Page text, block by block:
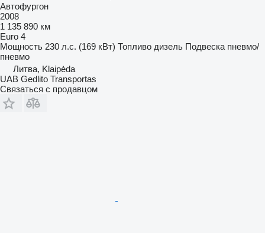
Автофургон
2008
1 135 890 км
Euro 4
Мощность 230 л.с. (169 кВт) Топливо дизель Подвеска пневмо/
пневмо
Литва, Klaipėda
UAB Gedlito Transportas
Связаться с продавцом